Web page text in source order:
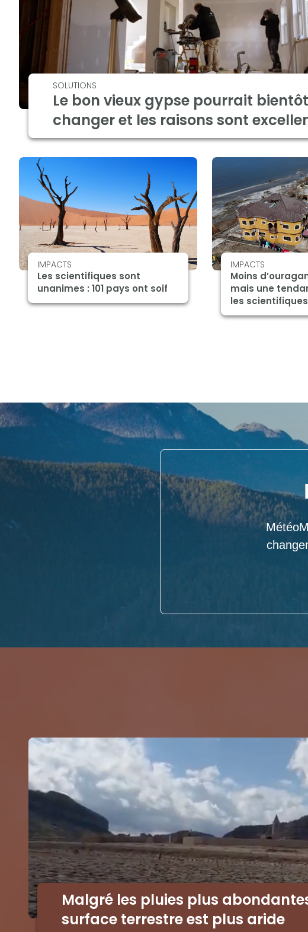
SOLUTIONS
Le bon vieux gypse pourrait bientôt
changer et les raisons sont
IMPACTS
Les scientifiques sont
unanimes : 101 pays ont soif
IMPACTS
Moins
mais une
les scientifiques
Malgré les pluies plus
surface terrestre est plus aride